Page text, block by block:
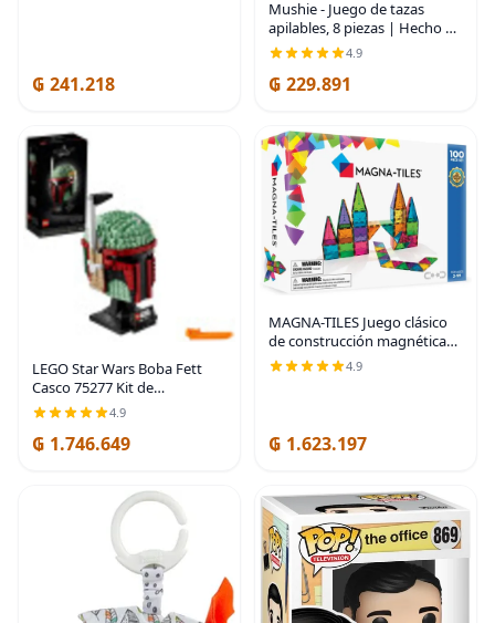
₲ 241.218
Mushie - Juego de tazas
apilables, 8 piezas | Hecho en
Dinamarca (Bosque)
4.9
₲ 229.891
LEGO Star Wars Boba Fett
Casco 75277 Kit de
construcción, fresco, juego
de construcción de
personajes coleccionables de
4.9
₲ 1.746.649
MAGNA-TILES Juego clásico
de construcción magnética
de 100 piezas, la marca
original de construcción
4.9
₲ 1.623.197